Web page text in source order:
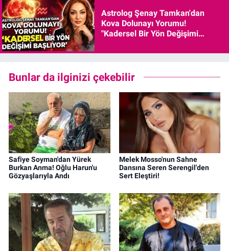
Astrolog Şenay Tamkan'dan
Kova Dolunayı Yorumu!
"Kadersel Bir Yön Değişimi
Bunlar da ilginizi çekebilir
Safiye Soyman'dan Yürek
Burkan Anma! Oğlu Harun'u
Gözyaşlarıyla Andı
Melek Mosso'nun Sahne
Dansına Seren Serengil'den
Sert Eleştiri!